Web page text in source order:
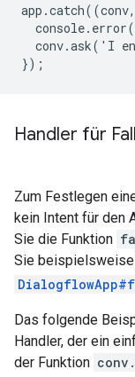
conv.ask('I
});
Handler für
Zum Festlegen
kein Intent für den
Sie die Funktion
Sie
Das folgende
Handler, der ein
der Funktion